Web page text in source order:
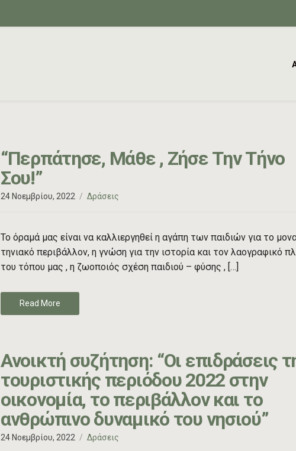
“Περπάτησε, Μάθε , Ζήσε Την Τήνο
Σου!”
24 Νοεμβρίου, 2022 Δράσεις
Το όραμά μας είναι να καλλιεργηθεί η αγάπη των παιδιών για το
τηνιακό περιβάλλον, η γνώση για την ιστορία και τον λαογραφικό
του τόπου μας , η ζωοποιός σχέση παιδιού – φύσης , […]
Read More
Ανοικτή συζήτηση: “Οι επιδράσεις
τουριστικής περιόδου 2022 στην
οικονομία, το περιβάλλον και το
ανθρώπινο δυναμικό του νησιού”
24 Νοεμβρίου, 2022 Δράσεις